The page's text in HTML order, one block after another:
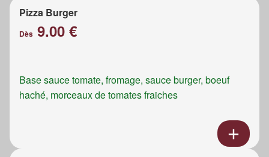
Pizza Burger
Dès 9.00 €
Base sauce tomate, fromage, sauce burger, boeuf
haché, morceaux de tomates fraiches